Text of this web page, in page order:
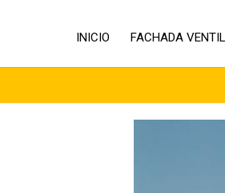
INICIO FACHADA